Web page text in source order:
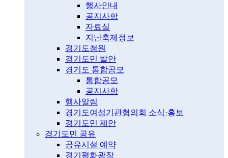
행사안내
공지사항
자료실
지난축제정보
경기도청원
경기도민 발안
경기도 통합공모
통합공모
공지사항
행사알림
경기도여성기관협의회 소식·홍보
경기도민 제안
경기도민 공유
공유시설 예약
경기평화광장